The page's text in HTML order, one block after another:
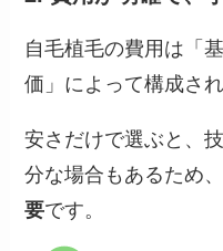
自毛植毛の費用は「
価」によって構成され
安さだけで選ぶと、
分な場合もあるため
要です。